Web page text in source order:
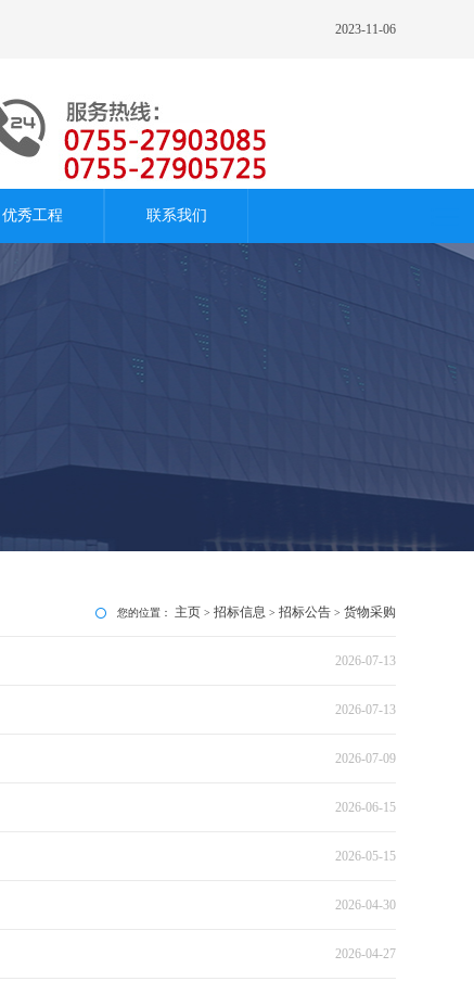
2023-11-06
优秀工程 联系我们
您的位置： 主页 > 招标信息 > 招标公告 > 货物采购
2026-07-13
2026-07-13
2026-07-09
2026-06-15
2026-05-15
2026-04-30
2026-04-27